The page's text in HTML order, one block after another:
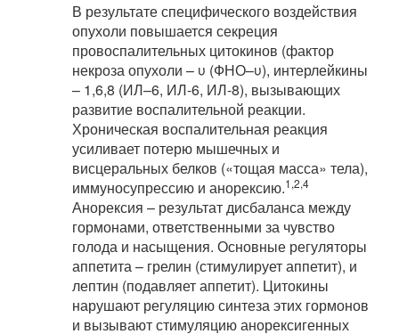
В результате специфического воздействия
опухоли повышается секреция
провоспалительных цитокинов (фактор
некроза опухоли – υ (ФНО–υ), интерлейкины
– 1,6,8 (ИЛ–6, ИЛ-6, ИЛ-8), вызывающих
развитие воспалительной реакции.
Хроническая воспалительная реакция
усиливает потерю мышечных и
висцеральных белков («тощая масса» тела),
иммуносупрессию и анорексию.1,2,4
Анорексия – результат дисбаланса между
гормонами, ответственными за чувство
голода и насыщения. Основные регуляторы
аппетита – грелин (стимулирует аппетит), и
лептин (подавляет аппетит). Цитокины
нарушают регуляцию синтеза этих гормонов
и вызывают стимуляцию анорексигенных